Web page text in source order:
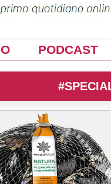
PODCAST